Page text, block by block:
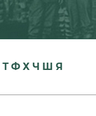
Т Ф Х Ч Ш Я